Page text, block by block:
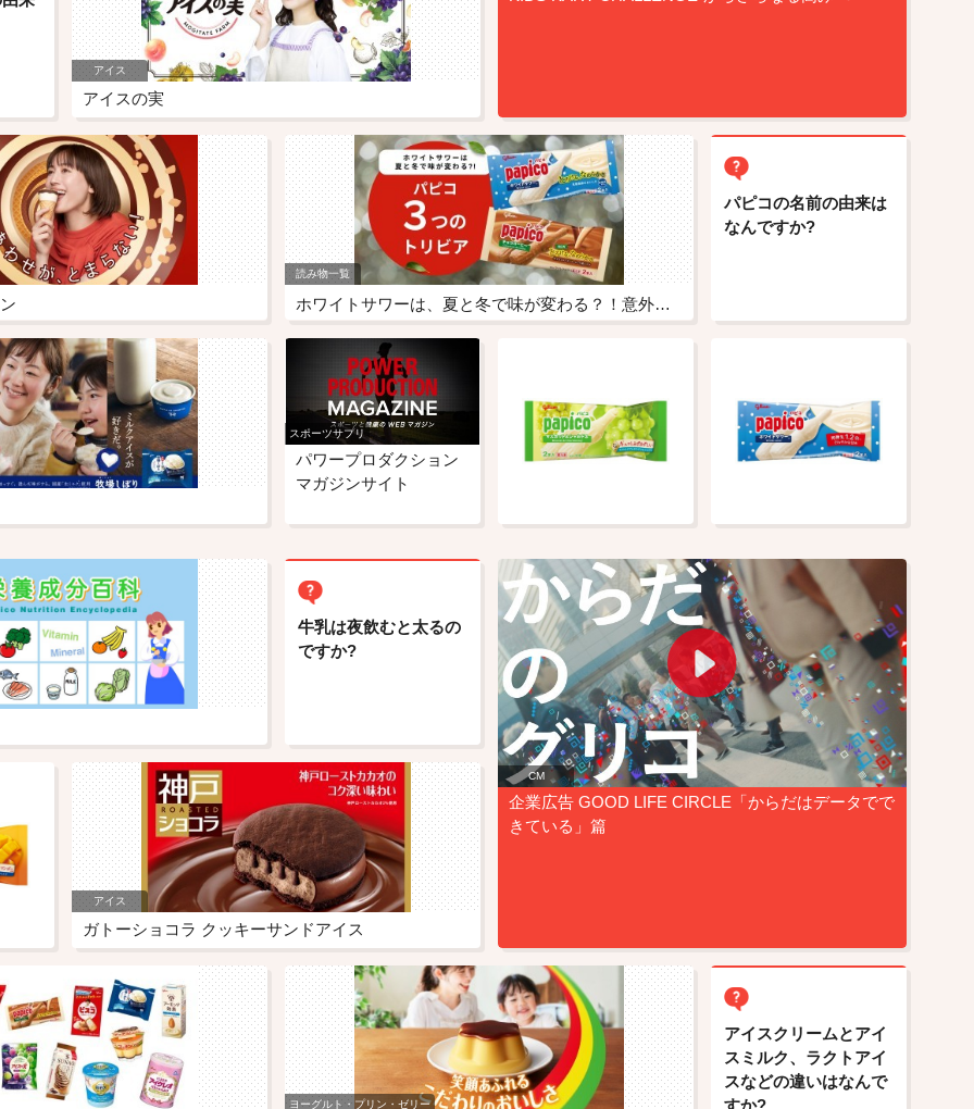
アイス
アイスの実
読み物一覧
ホワイトサワーは、夏と冬で味が変わる？！意外と知らないパピコの３つのトリビア
パピコの名前の由来は
なんですか?
スポーツサプリ
パワープロダクション
マガジンサイト
牛乳は夜飲むと太るの
ですか?
アイス
ガトーショコラ クッキーサンドアイス
CM
企業広告 GOOD LIFE CIRCLE「からだはデータでで
きている」篇
ヨーグルト・プリン・ゼリー
アイスクリームとアイ
スミルク、ラクトアイ
スなどの違いはなんで
すか?